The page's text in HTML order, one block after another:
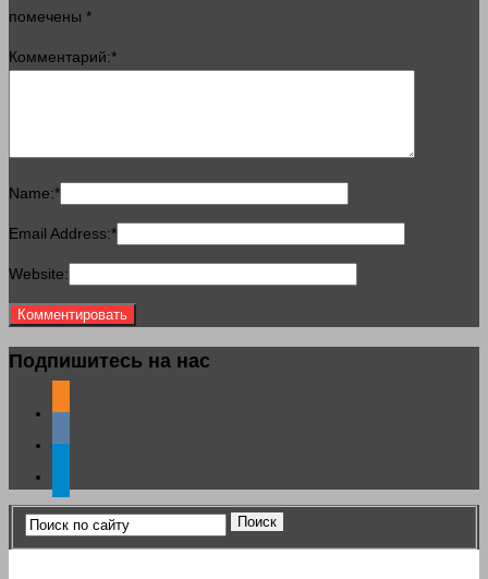
помечены *
Комментарий:*
Name:*
Email Address:*
Website:
Подпишитесь на нас